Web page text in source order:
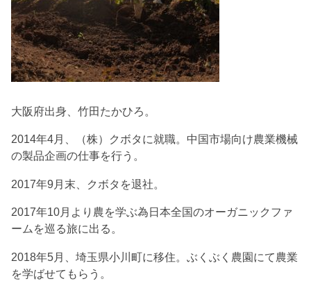
大阪府出身、竹田たかひろ。
2014年4月、（株）クボタに就職。中国市場向け農業機械
の製品企画の仕事を行う。
2017年9月末、クボタを退社。
2017年10月より農を学ぶ為日本全国のオーガニックファ
ームを巡る旅に出る。
2018年5月、埼玉県小川町に移住。ぶくぶく農園にて農業
を学ばせてもらう。